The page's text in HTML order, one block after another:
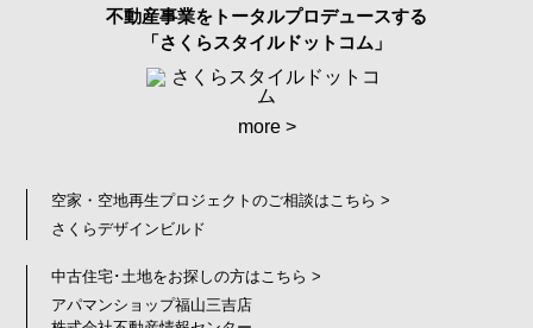
不動産事業をトータルプロデュースする
「さくらスタイルドットコム」
more >
空家・空地再生プロジェクトのご相談はこちら >
さくらデザインビルド
中古住宅･土地をお探しの方はこちら >
アパマンショップ福山三吉店